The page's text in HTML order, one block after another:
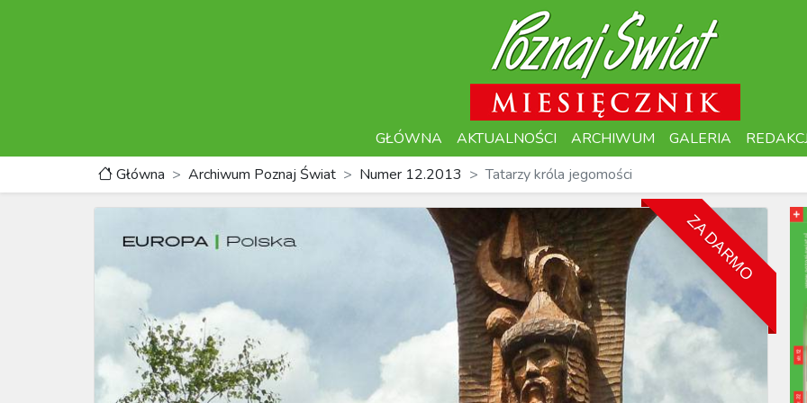
GŁÓWNA AKTUALNOŚCI ARCHIWUM GALERIA
Główna
Archiwum Poznaj Świat Numer 12.2013 Tatarzy króla jegomości
ZA DARMO